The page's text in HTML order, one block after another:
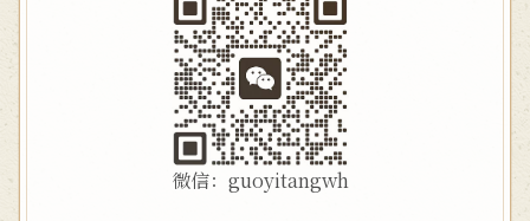
微信：guoyitangwh